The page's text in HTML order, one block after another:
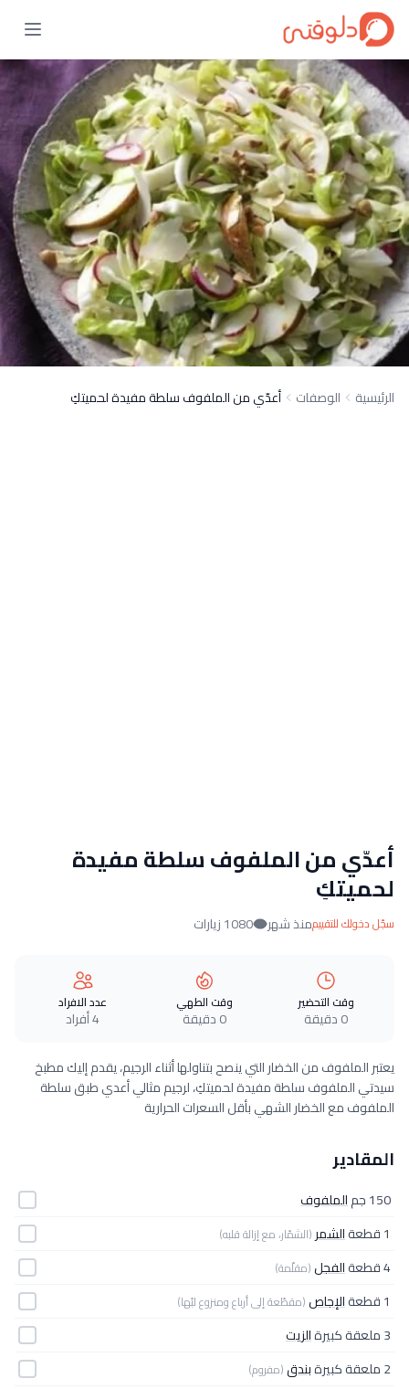
الرئيسية الوصفات أعدّي من الملفوف سلطة مفيدة لحميتكِ
أعدّي من الملفوف سلطة مفيدة
لحميتكِ
سجّل دخولك للتقييممنذ شهر 1080 زيارات
وقت التحضير
0 دقيقة
وقت الطهي
0 دقيقة
عدد الافراد
4 أفراد
يعتبر الملفوف من الخضار التي ينصح بتناولها أثناء الرجيم، يقدم إليك مطبخ
سيدتي الملفوف سلطة مفيدة لحميتكِ، لرجيم مثالي أعدي طبق سلطة
الملفوف مع الخضار الشهي بأقل السعرات الحرارية
المقادير
150 جم
الملفوف
1 قطعة
الشمر (الشمّار، مع إزالة قلبه)
4 قطعة الفجل(مقلّمة)
1 قطعة الإجاص(مقطّعة إلى أرباع ومنزوع لبّها)
3 ملعقة كبيرة
الزيت
2 ملعقة كبيرة
بندق(مفروم)